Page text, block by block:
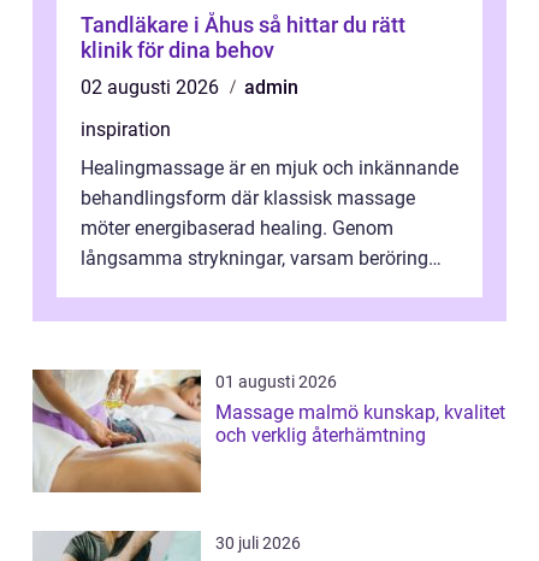
Tandläkare i Åhus så hittar du rätt
klinik för dina behov
02 augusti 2026
admin
inspiration
Healingmassage är en mjuk och inkännande
behandlingsform där klassisk massage
möter energibaserad healing. Genom
långsamma strykningar, varsam beröring
nervsys...
01 augusti 2026
Massage malmö kunskap, kvalitet
och verklig återhämtning
30 juli 2026